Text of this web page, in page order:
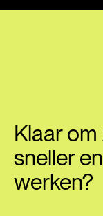
Klaar om
sneller
werken?